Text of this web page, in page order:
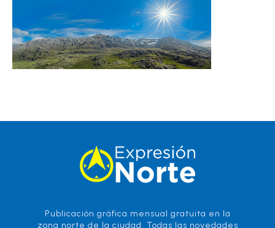
Publicación gráfica mensual gratuita en la
zona norte de la ciudad. Todas las novedades